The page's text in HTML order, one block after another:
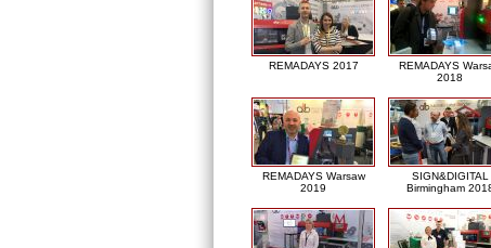
REMADAYS 2017
REMADAYS
2018
REMADAYS Warsaw
2019
SIGN&DIGITAL
Birmingham